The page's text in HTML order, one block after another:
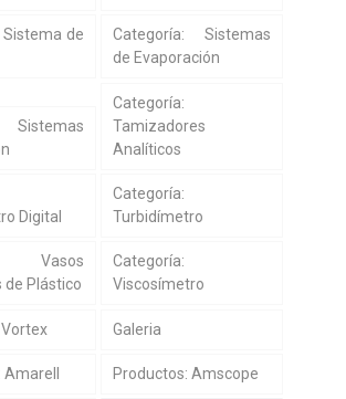
de
Categoría: Sistemas
de Evaporación
Sistemas
Categoría:
Tamizadores
Analíticos
Digital
Categoría:
Turbidímetro
Vasos
de Plástico
Categoría:
Viscosímetro
Galeria
Productos: Amscope